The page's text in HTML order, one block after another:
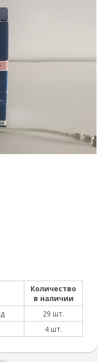
Количество
в наличии
29 шт.
4 шт.